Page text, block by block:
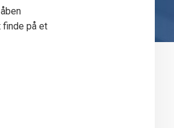
finde på et